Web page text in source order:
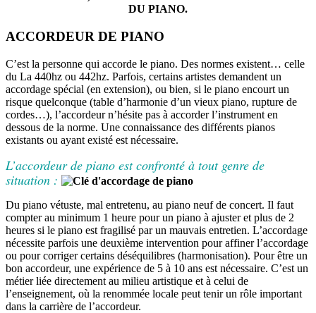
DU PIANO.
ACCORDEUR DE PIANO
C’est la personne qui accorde le piano. Des normes existent… celle
du La 440hz ou 442hz. Parfois, certains artistes demandent un
accordage spécial (en extension), ou bien, si le piano encourt un
risque quelconque (table d’harmonie d’un vieux piano, rupture de
cordes…), l’accordeur n’hésite pas à accorder l’instrument en
dessous de la norme. Une connaissance des différents pianos
existants ou ayant existé est nécessaire.
L’accordeur de piano est confronté à tout genre de
situation :
Du piano vétuste, mal entretenu, au piano neuf de concert. Il faut
compter au minimum 1 heure pour un piano à ajuster et plus de 2
heures si le piano est fragilisé par un mauvais entretien. L’accordage
nécessite parfois une deuxième intervention pour affiner l’accordage
ou pour corriger certains déséquilibres (harmonisation). Pour être un
bon accordeur, une expérience de 5 à 10 ans est nécessaire. C’est un
métier liée directement au milieu artistique et à celui de
l’enseignement, où la renommée locale peut tenir un rôle important
dans la carrière de l’accordeur.